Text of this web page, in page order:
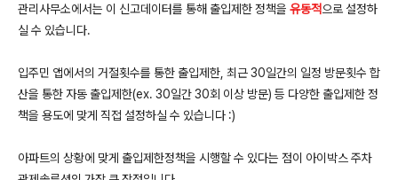
​관리사무소에서는 이 신고데이터를 통해 출입제한 정책을 유동적으로 설정하
실 수 있습니다.
입주민 앱에서의 거절횟수를 통한 출입제한, 최근 30일간의 일정 방문횟수 합
산을 통한 자동 출입제한(ex. 30일간 30회 이상 방문) 등 다양한 출입제한 정
책을 용도에 맞게 직접 설정하실 수 있습니다 :)
​아파트의 상황에 맞게 출입제한정책을 시행할 수 있다는 점이 아이박스 주차